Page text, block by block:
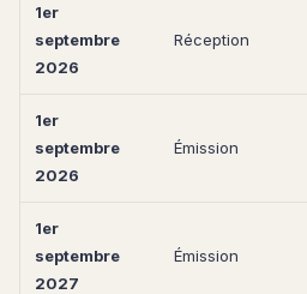
1er
septembre
2026
Réception
1er
septembre
2026
Émission
1er
septembre
2027
Émission